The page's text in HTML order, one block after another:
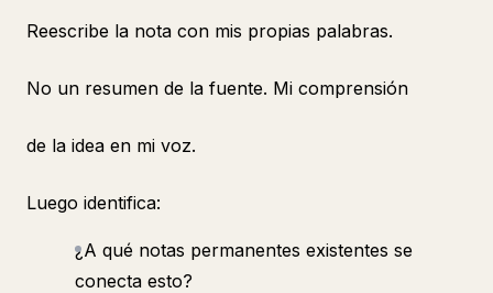
Reescribe la nota con mis propias palabras.
No un resumen de la fuente. Mi comprensión
de la idea en mi voz.
Luego identifica:
¿A qué notas permanentes existentes se
conecta esto?